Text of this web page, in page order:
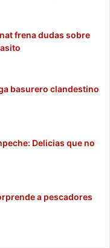
frena dudas sobre
basurero clandestino
Delicias que no
a pescadores